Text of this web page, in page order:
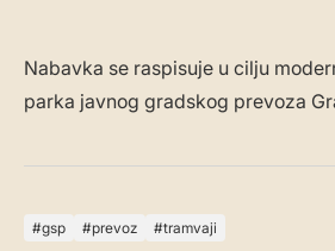
Nabavka se raspisuje u cilju
parka javnog gradskog prevoza
gsp prevoz tramvaji